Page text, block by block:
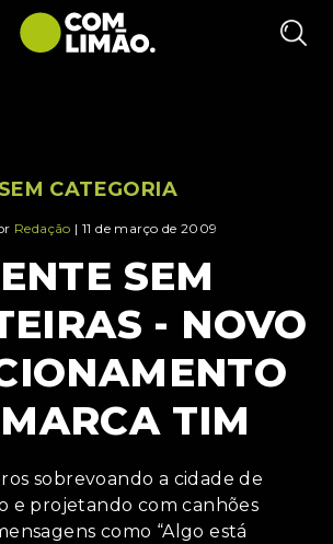
SEM CATEGORIA
Redação | 11 de março de 2009
SEM
- NOVO
TIM
sobrevoando a cidade de
e projetando com canhões
como “Algo está